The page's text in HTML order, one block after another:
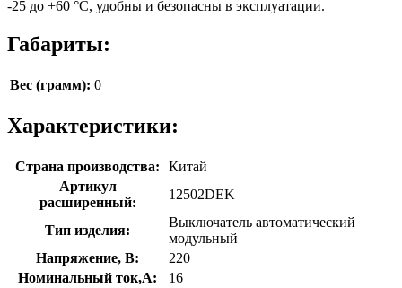
-25 до +60 °C, удобны и безопасны в эксплуатации.
Габариты:
Вес (грамм): 0
Характеристики:
Страна производства:
Китай
Артикул
расширенный:
12502DEK
Тип изделия:
Выключатель автоматический
модульный
Напряжение, В:
220
Номинальный ток,А:
16